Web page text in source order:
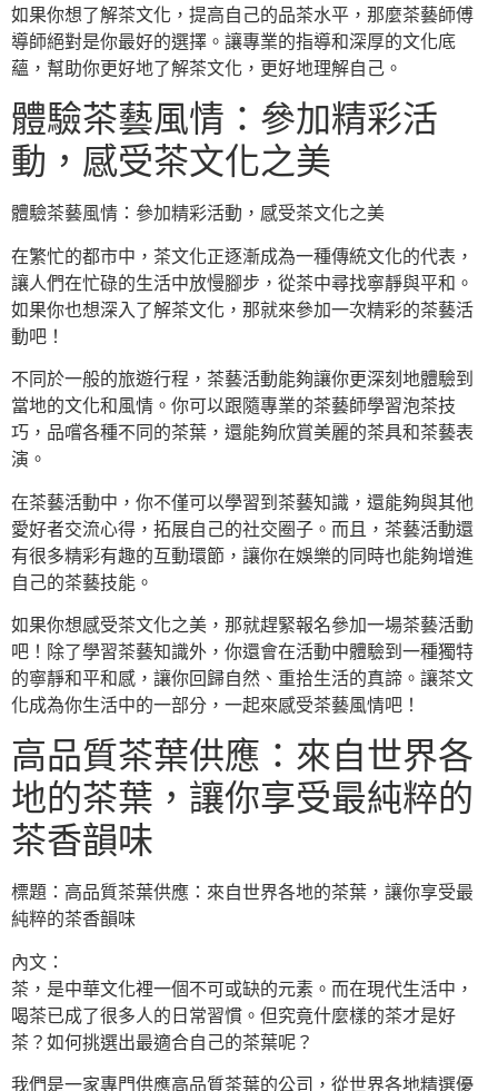
如果你想了解茶文化，提高自己的品茶水平，那麼茶藝師傅
導師絕對是你最好的選擇。讓專業的指導和深厚的文化底
蘊，幫助你更好地了解茶文化，更好地理解自己。
體驗茶藝風情：參加精彩活
動，感受茶文化之美
體驗茶藝風情：參加精彩活動，感受茶文化之美
在繁忙的都市中，茶文化正逐漸成為一種傳統文化的代表，
讓人們在忙碌的生活中放慢腳步，從茶中尋找寧靜與平和。
如果你也想深入了解茶文化，那就來參加一次精彩的茶藝活
動吧！
不同於一般的旅遊行程，茶藝活動能夠讓你更深刻地體驗到
當地的文化和風情。你可以跟隨專業的茶藝師學習泡茶技
巧，品嚐各種不同的茶葉，還能夠欣賞美麗的茶具和茶藝表
演。
在茶藝活動中，你不僅可以學習到茶藝知識，還能夠與其他
愛好者交流心得，拓展自己的社交圈子。而且，茶藝活動還
有很多精彩有趣的互動環節，讓你在娛樂的同時也能夠增進
自己的茶藝技能。
如果你想感受茶文化之美，那就趕緊報名參加一場茶藝活動
吧！除了學習茶藝知識外，你還會在活動中體驗到一種獨特
的寧靜和平和感，讓你回歸自然、重拾生活的真諦。讓茶文
化成為你生活中的一部分，一起來感受茶藝風情吧！
高品質茶葉供應：來自世界各
地的茶葉，讓你享受最純粹的
茶香韻味
標題：高品質茶葉供應：來自世界各地的茶葉，讓你享受最
純粹的茶香韻味
內文：
茶，是中華文化裡一個不可或缺的元素。而在現代生活中，
喝茶已成了很多人的日常習慣。但究竟什麼樣的茶才是好
茶？如何挑選出最適合自己的茶葉呢？
我們是一家專門供應高品質茶葉的公司，從世界各地精選優